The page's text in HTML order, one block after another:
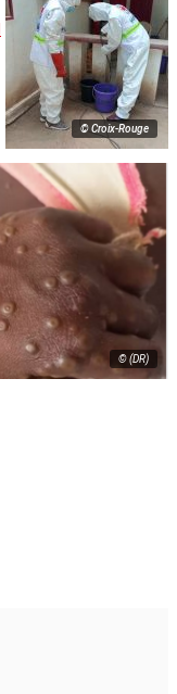
© Croix-Rouge
© (DR)